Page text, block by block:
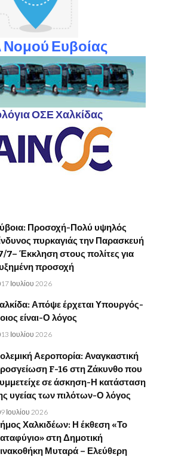
Ευβοίας
ΟΣΕ Χαλκίδας
Προσοχή-Πολύ υψηλός
πυρκαγιάς την Παρασκευή
7– Έκκληση στους πολίτες για
προσοχή
17 Ιουλίου 2026
Απόψε έρχεται Υπουργός-
είναι-Ο λόγος
13 Ιουλίου 2026
Αεροπορία: Αναγκαστική
F-16 στη Ζάκυνθο που
σε άσκηση-Η κατάσταση
υγείας των πιλότων-Ο λόγος
9 Ιουλίου 2026
Χαλκιδέων: Η έκθεση «Το
στη Δημοτική
Μυταρά – Ελεύθερη